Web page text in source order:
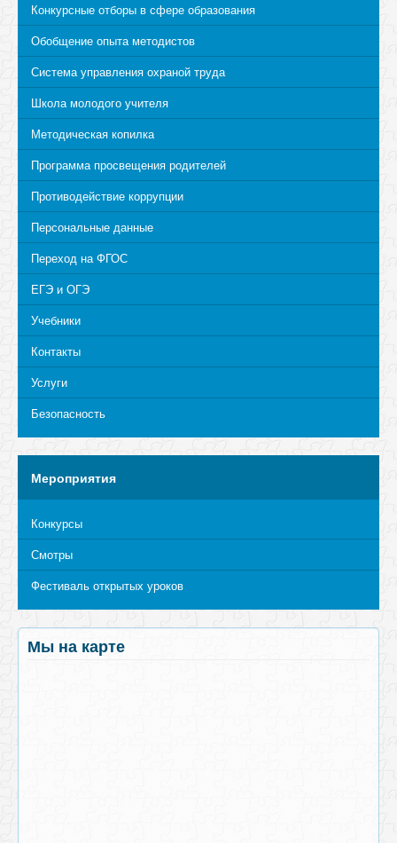
Конкурсные отборы в сфере образования
Обобщение опыта методистов
Система управления охраной труда
Школа молодого учителя
Методическая копилка
Программа просвещения родителей
Противодействие коррупции
Персональные данные
Переход на ФГОС
ЕГЭ и ОГЭ
Учебники
Контакты
Услуги
Безопасность
Мероприятия
Конкурсы
Смотры
Фестиваль открытых уроков
Мы на карте